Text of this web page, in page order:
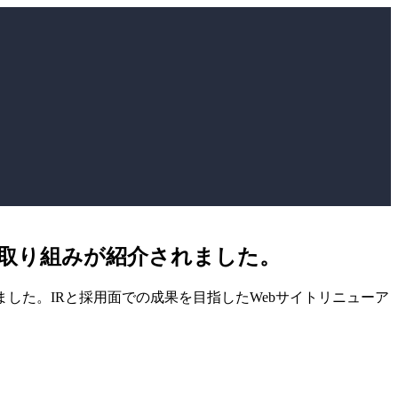
り組みが紹介されました。
た。IRと採用面での成果を目指したWebサイトリニューア